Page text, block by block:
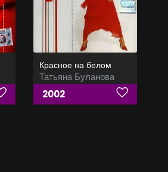
Красное на белом
Татьяна Буланова
2002